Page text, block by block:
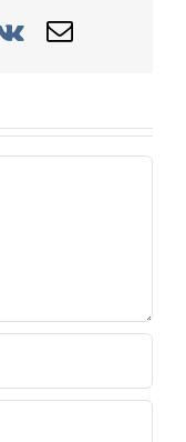
Vk
Correo